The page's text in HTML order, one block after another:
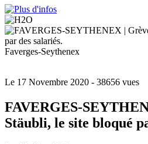
Faverges-Seythenex
Le 17 Novembre 2020 - 38656 vues
FAVERGES-
Stäubli, le site bloqué